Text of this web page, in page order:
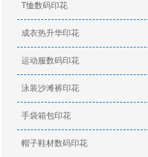
T恤数码印花
成衣热升华印花
运动服数码印花
泳装沙滩裤印花
手袋箱包印花
帽子鞋材数码印花